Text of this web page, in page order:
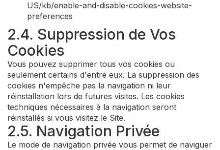
US/kb/enable-and-disable-cookies-website-
preferences
2.4. Suppression de Vos
Cookies
Vous pouvez supprimer tous vos cookies ou
seulement certains d'entre eux. La suppression des
cookies n'empêche pas la navigation ni leur
réinstallation lors de futures visites. Les cookies
techniques nécessaires à la navigation seront
réinstallés si vous visitez le Site.
2.5. Navigation Privée
Le mode de navigation privée vous permet de naviguer